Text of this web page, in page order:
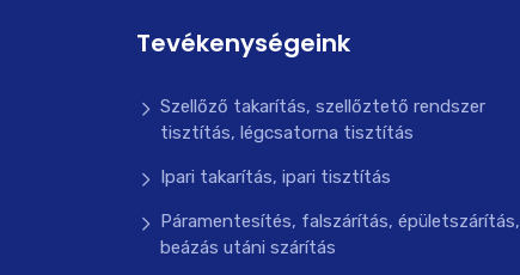
Tevékenységeink
Szellőző takarítás, szellőztető rendszer
tisztítás, légcsatorna tisztítás
Ipari takarítás, ipari tisztítás
Páramentesítés, falszárítás, épületszárítás,
beázás utáni szárítás